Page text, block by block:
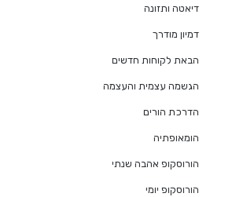
דיאטה ותזונה
דמיון מודרך
הבאת לקוחות חדשים
הגשמה עצמית והעצמה
הדרכת הורים
הומאופתיה
הורוסקופ אהבה שנתי
הורוסקופ יומי